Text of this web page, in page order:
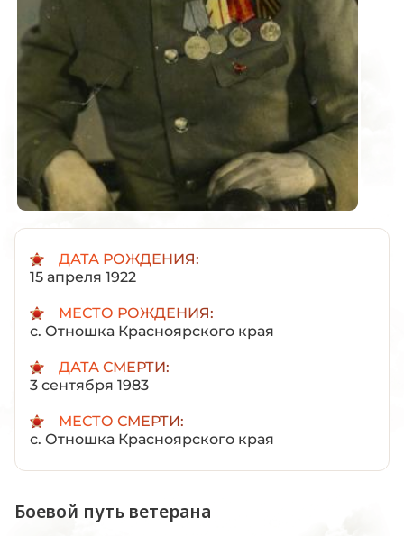
ДАТА РОЖДЕНИЯ:
15 апреля 1922
МЕСТО РОЖДЕНИЯ:
с. Отношка Красноярского края
ДАТА СМЕРТИ:
3 сентября 1983
МЕСТО СМЕРТИ:
с. Отношка Красноярского края
Боевой путь ветерана